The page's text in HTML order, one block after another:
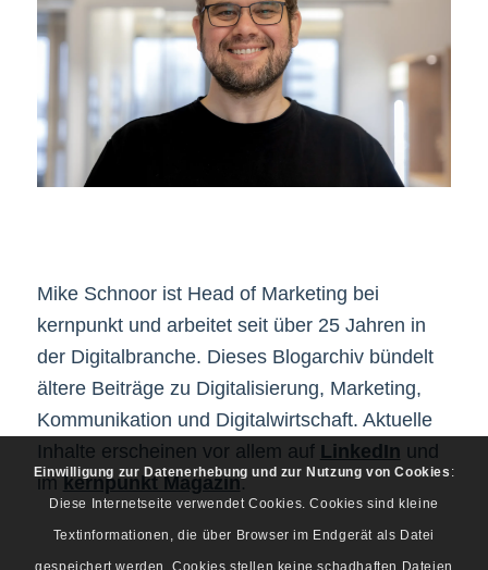
Mike Schnoor ist Head of Marketing bei
kernpunkt und arbeitet seit über 25 Jahren in
der Digitalbranche. Dieses Blogarchiv bündelt
ältere Beiträge zu Digitalisierung, Marketing,
Kommunikation und Digitalwirtschaft. Aktuelle
Inhalte erscheinen vor allem auf LinkedIn und
imkernpunkt Magazin.
Einwilligung zur Datenerhebung und zur Nutzung von Cookies :
Diese Internetseite verwendet Cookies. Cookies sind kleine
Textinformationen, die über Browser im Endgerät als Datei